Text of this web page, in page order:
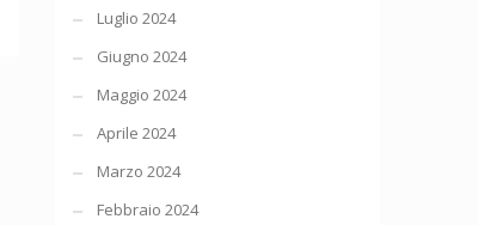
Luglio 2024
Giugno 2024
Maggio 2024
Aprile 2024
Marzo 2024
Febbraio 2024